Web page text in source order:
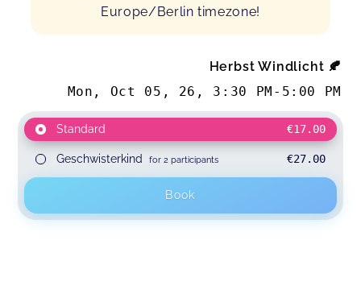
Europe/Berlin timezone!
Herbst Windlicht 🍂
Mon, Oct 05, 26 , 3:30 PM - 5:00 PM
Standard €17.00
Geschwisterkind for 2 participants €27.00
Book